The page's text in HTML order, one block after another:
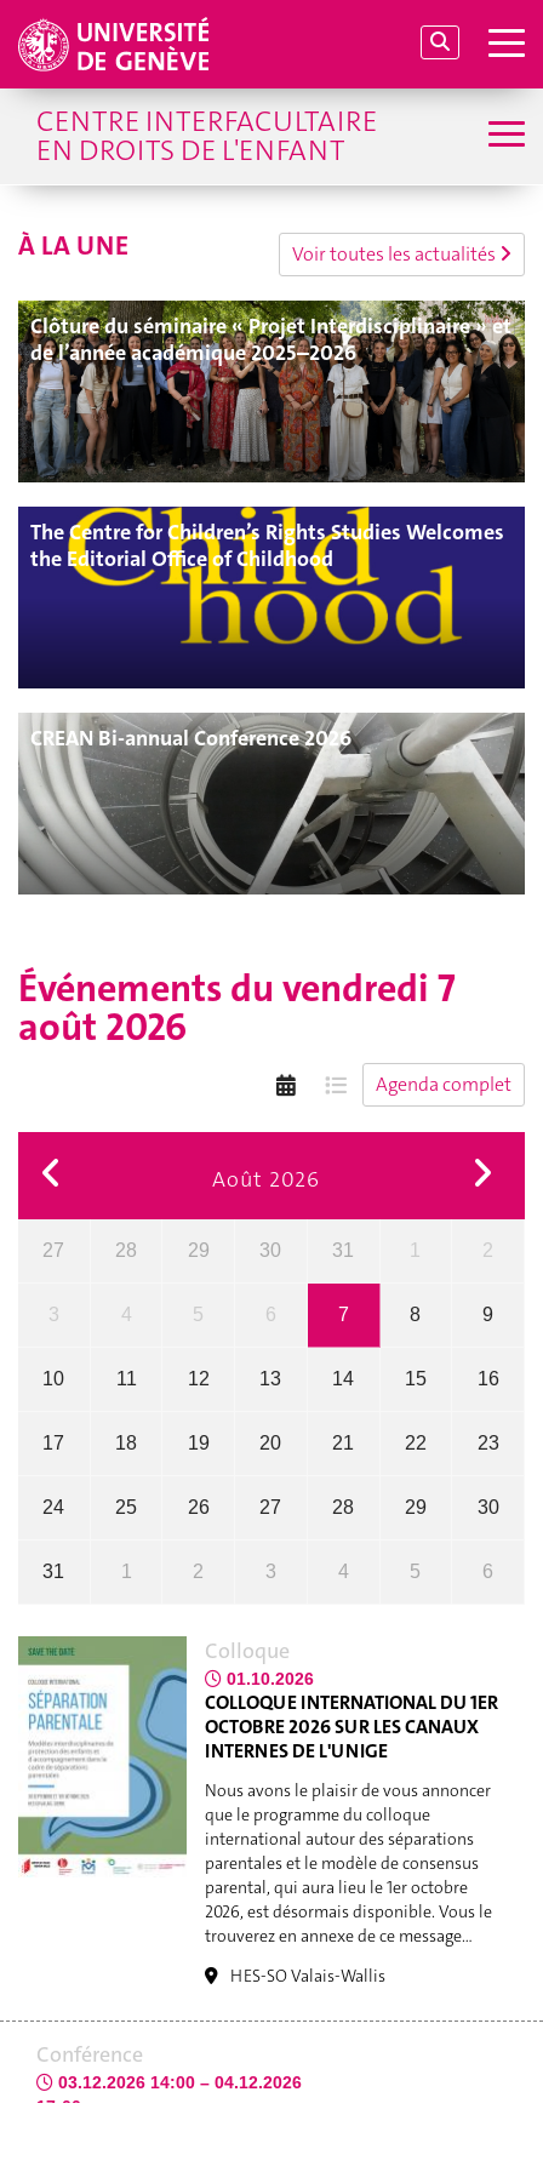
CENTRE INTERFACULTAIRE
EN DROITS DE L'ENFANT
À LA UNE Voir toutes les actualités
Clôture du séminaire « Projet Interdisciplinaire » et
de l’année académique 2025–2026
The Centre for Children’s Rights Studies Welcomes
the Editorial Office of Childhood
CREAN Bi-annual Conference 2026
Événements du vendredi 7
août 2026
Agenda complet
Août 2026
27 28 29 30 31 1 2
3 4 5 6 7 8 9
10 11 12 13 14 15 16
17 18 19 20 21 22 23
24 25 26 27 28 29 30
31 1 2 3 4 5 6
Colloque
01.10.2026
COLLOQUE INTERNATIONAL DU 1ER
OCTOBRE 2026 SUR LES CANAUX
INTERNES DE L'UNIGE
Nous avons le plaisir de vous annoncer
que le programme du colloque
international autour des séparations
parentales et le modèle de consensus
parental, qui aura lieu le 1er octobre
2026, est désormais disponible. Vous le
trouverez en annexe de ce message…
HES-SO Valais-Wallis
Conférence
03.12.2026 14:00 – 04.12.2026
17:00